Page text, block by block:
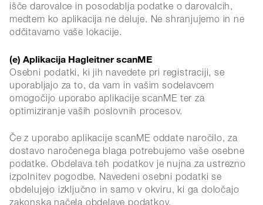
išče darovalce in posodablja podatke o darovalcih,
medtem ko aplikacija ne deluje. Ne shranjujemo in ne
odčitavamo vaše lokacije.
(e) Aplikacija Hagleitner scanME
Osebni podatki, ki jih navedete pri registraciji, se
uporabljajo za to, da vam in vašim sodelavcem
omogočijo uporabo aplikacije scanME ter za
optimiziranje vaših poslovnih procesov.
Če z uporabo aplikacije scanME oddate naročilo, za
dostavo naročenega blaga potrebujemo vaše osebne
podatke. Obdelava teh podatkov je nujna za ustrezno
izpolnitev pogodbe. Navedeni osebni podatki se
obdelujejo izključno in samo v okviru, ki ga določajo